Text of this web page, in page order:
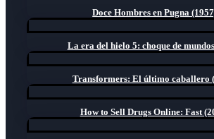
Doce Hombres en Pugna
La era del hielo 5: choque de
Transformers: El último caballero
How to Sell Drugs Online: Fast